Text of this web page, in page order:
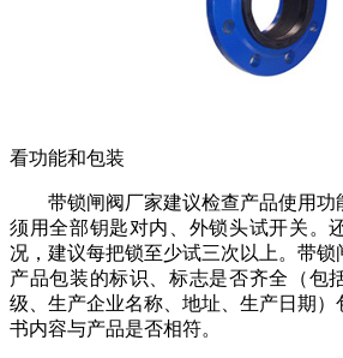
看功能和包装
带锁闸阀厂家建议检查产品使用功
须用全部钥匙对内、外锁头试开关。
况，建议每把锁至少试三次以上。带锁
产品包装的标识、标志是否齐全（包
级、生产企业名称、地址、生产日期）
书内容与产品是否相符。